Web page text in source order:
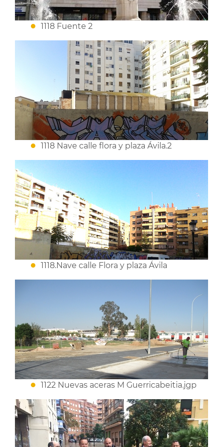
1118 Fuente 2
1118 Nave calle flora y plaza Ávila.2
1118.Nave calle Flora y plaza Ávila
1122 Nuevas aceras M Guerricabeitia.jgp